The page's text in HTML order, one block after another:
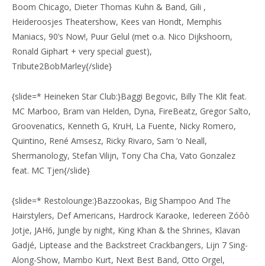
Boom Chicago, Dieter Thomas Kuhn & Band, Gili ,
Heideroosjes Theatershow, Kees van Hondt, Memphis
Maniacs, 90’s Now!, Puur Gelul (met o.a. Nico Dijkshoorn,
Ronald Giphart + very special guest),
Tribute2BobMarley{/slide}
{slide=* Heineken Star Club:}Baggi Begovic, Billy The Klit feat.
MC Marboo, Bram van Helden, Dyna, FireBeatz, Gregor Salto,
Groovenatics, Kenneth G, KruH, La Fuente, Nicky Romero,
Quintino, René Amsesz, Ricky Rivaro, Sam ‘o Neall,
Shermanology, Stefan Vilijn, Tony Cha Cha, Vato Gonzalez
feat. MC Tjen{/slide}
{slide=* Restolounge:}Bazzookas, Big Shampoo And The
Hairstylers, Def Americans, Hardrock Karaoke, Iedereen Zóôò
Jotje, JAH6, Jungle by night, King Khan & the Shrines, Klavan
Gadjé, Liptease and the Backstreet Crackbangers, Lijn 7 Sing-
Along-Show, Mambo Kurt, Next Best Band, Otto Orgel,